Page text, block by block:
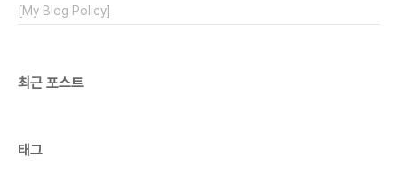
[My Blog Policy]
최근 포스트
태그